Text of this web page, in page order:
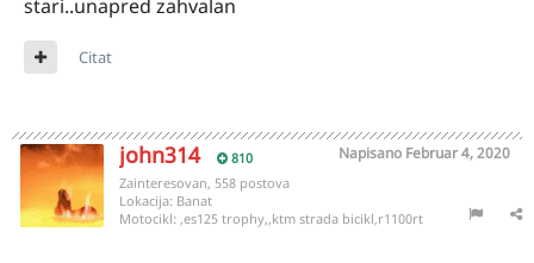
stari..unapred zahvalan
Citat
john314 810 Napisano Februar 4, 2020
Zainteresovan, 558 postova
Lokacija: Banat
Motocikl: ,es125 trophy,,ktm strada bicikl,r1100rt